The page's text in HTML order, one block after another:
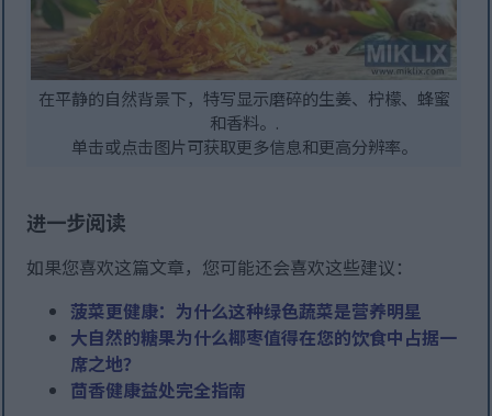
在平静的自然背景下，特写显示磨碎的生姜、柠檬、蜂蜜
和香料。.
单击或点击图片可获取更多信息和更高分辨率。
进一步阅读
如果您喜欢这篇文章，您可能还会喜欢这些建议：
菠菜更健康：为什么这种绿色蔬菜是营养明星
大自然的糖果为什么椰枣值得在您的饮食中占据一
席之地？
茴香健康益处完全指南